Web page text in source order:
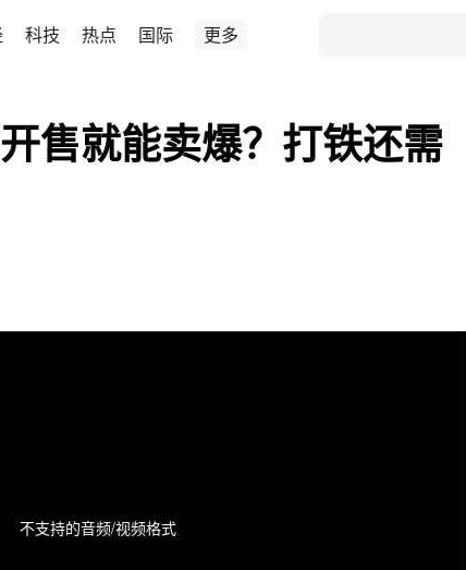
科技 热点 国际 更多
售就能卖爆？打铁还需
不支持的音频/视频格式